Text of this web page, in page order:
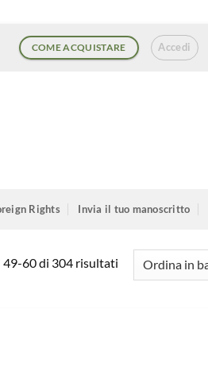
COME ACQUISTARE Accedi
Rights Invia il tuo manoscritto
49-60 di 304 risultatiOrdina